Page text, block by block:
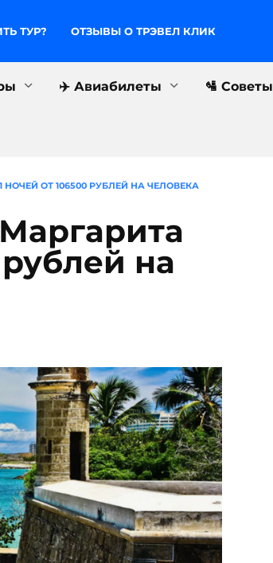
ТУР? ОТЗЫВЫ О ТРЭВЕЛ КЛИК
✈️ Авиабилеты 🛂 Советы
ОТ 106500 РУБЛЕЙ НА ЧЕЛОВЕКА
рублей на